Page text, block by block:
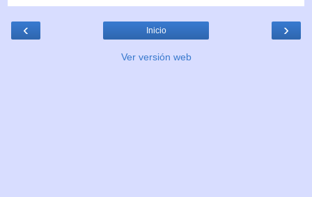
‹ ›
Inicio
Ver versión web